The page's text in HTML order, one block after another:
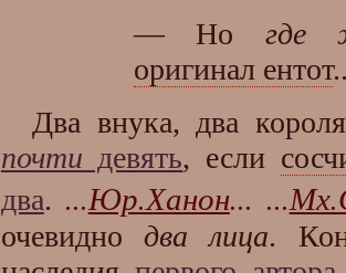
— Но где
оригинал ентот
Два внука, два
почти девять, если
два. ...Юр.Ханон... ...
очевидно два лица.